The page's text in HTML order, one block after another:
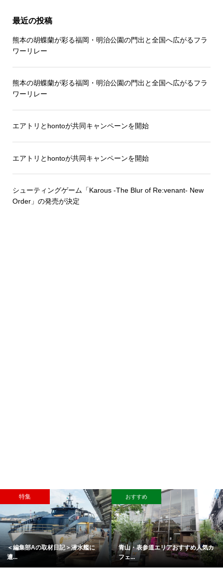
最近の投稿
熊本の胡蝶蘭が彩る福岡・明治公園の門出と全国へ広がるフラ
ワーリレー
熊本の胡蝶蘭が彩る福岡・明治公園の門出と全国へ広がるフラ
ワーリレー
エアトリとhontoが共同キャンペーンを開始
エアトリとhontoが共同キャンペーンを開始
シューティングゲーム「Karous -The Blur of Re:venant- New
Order」の発売が決定
特集
＜編集部Aの取材日記＞潜水艦に
遭...
おすすめ
青山・表参道エリアおすすめ人気カ
フェ...